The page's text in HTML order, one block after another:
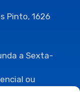
Pinto, 1626
a Sexta-
ou